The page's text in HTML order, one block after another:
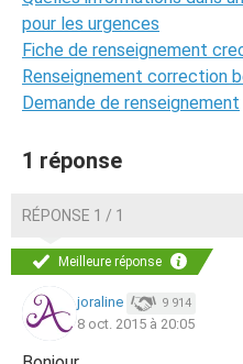
pour les urgences
Fiche de renseignement
Renseignement correction
Demande de renseignement
1 réponse
RÉPONSE 1 / 1
Meilleure réponse
joraline 9 914
8 oct. 2015 à 20:05